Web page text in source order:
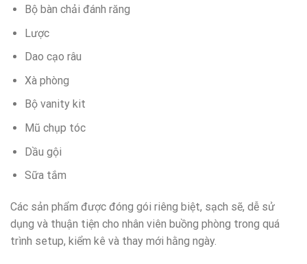
Bộ bàn chải đánh răng
Lược
Dao cạo râu
Xà phòng
Bộ vanity kit
Mũ chụp tóc
Dầu gội
Sữa tắm
Các sản phẩm được đóng gói riêng biệt, sạch sẽ, dễ sử
dụng và thuận tiện cho nhân viên buồng phòng trong quá
trình setup, kiểm kê và thay mới hằng ngày.